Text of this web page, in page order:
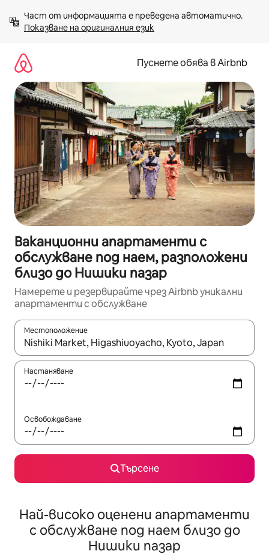
към
съдържанието
Показване на оригиналния език
Пуснете обява в Airbnb
Ваканционни апартаменти с
обслужване под наем, разположени
близо до Нишики пазар
Намерете и резервирайте чрез Airbnb уникални
апартаменти с обслужване
Местоположение
Когато резултатите се покажат, използвайте
Настаняване
Освобождаване
Търсене
Най-високо оценени апартаменти
с обслужване под наем близо до
Нишики пазар